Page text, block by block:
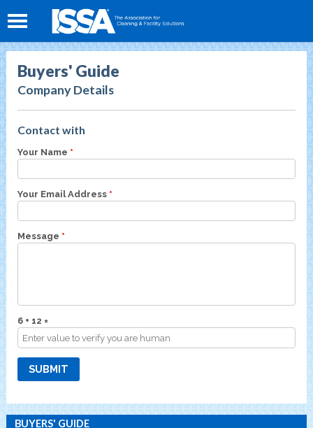
Buyers' Guide
Company Details
Contact with
Your Name *
Your Email Address *
Message *
6 + 12 =
SUBMIT
BUYERS' GUIDE